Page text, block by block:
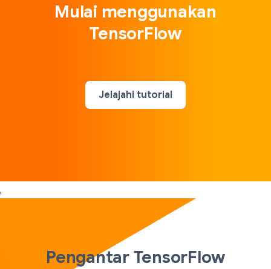
Mulai menggunakan
TensorFlow
Jelajahi tutorial
,
Pengantar TensorFlow